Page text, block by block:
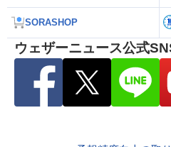
SORASHOP
ウェザーニュース公式